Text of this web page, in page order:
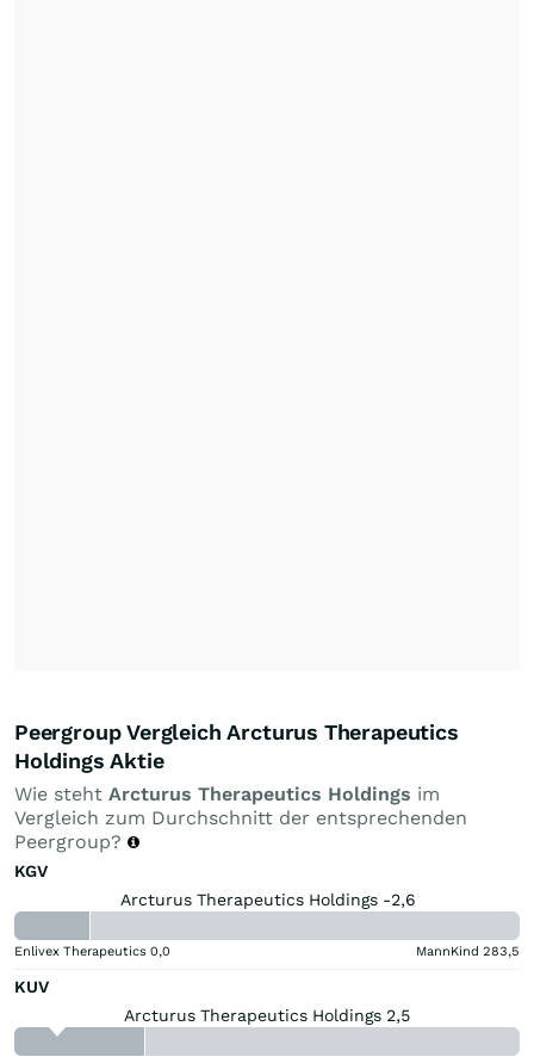
Peergroup Vergleich Arcturus Therapeutics
Holdings Aktie
Wie steht Arcturus Therapeutics Holdings im
Vergleich zum Durchschnitt der entsprechenden
Peergroup?
KGV
Arcturus Therapeutics Holdings -2,6
Enlivex Therapeutics 0,0 MannKind 283,5
KUV
Arcturus Therapeutics Holdings 2,5